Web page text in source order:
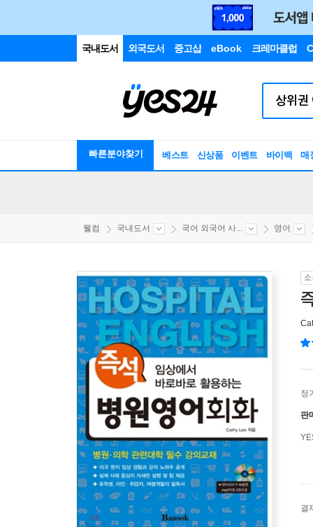
국내도서 외국도서 중고샵 eBook 크레마클럽
빠른분야찾기 베스트 신상품 이벤트 바이백 매
웰컴 국내도서 국어 외국어 사... 영어
정
판
결